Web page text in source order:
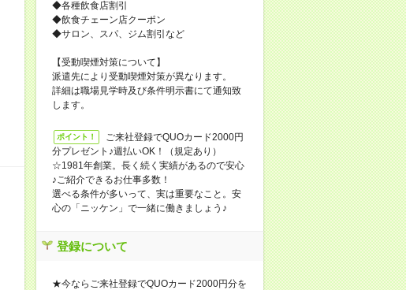
◆各種飲食店割引
◆飲食チェーン店クーポン
◆サロン、スパ、ジム割引など
【受動喫煙対策について】
派遣先により受動喫煙対策が異なります。
詳細は職場見学時及び条件明示書にて通知致
します。
ポイント！
ご来社登録でQUOカード2000円
分プレゼント♪週払いOK！（規定あり）
☆1981年創業。長く続く実績があるので安心
♪ご紹介できるお仕事多数！
選べる条件が多いって、実は重要なこと。安
心の「ニッケン」で一緒に働きましょう♪
登録について
★今ならご来社登録でQUOカード2000円分を